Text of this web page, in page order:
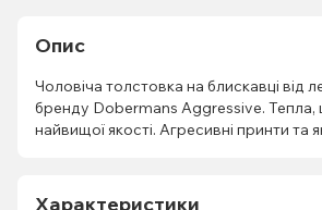
Опис
Чоловіча толстовка на блискавці від
бренду Dobermans Aggressive. Тепла,
найвищої якості. Агресивні принти та
Характеристики